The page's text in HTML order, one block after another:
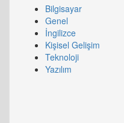
Bilgisayar
Genel
İngilizce
Kişisel Gelişim
Teknoloji
Yazılım